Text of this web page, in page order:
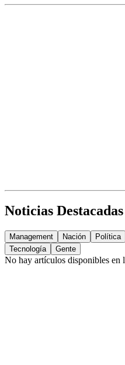
Noticias Destacadas
Management Nación Política
Tecnología
Gente
No hay artículos disponibles en